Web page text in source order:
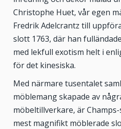
Christophe Huet, vår egen
Fredrik Adelcrantz till
slott 1763, där han
med lekfull exotism helt i
för det kinesiska.
Med närmare tusentalet
möblemang skapade av
möbeltillverkare, är
mest magnifikt möblerade